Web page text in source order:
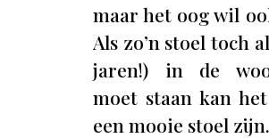
maar het oog wil
Als zo’n stoel toch
jaren!) in de
moet staan kan
een mooie stoel zijn.